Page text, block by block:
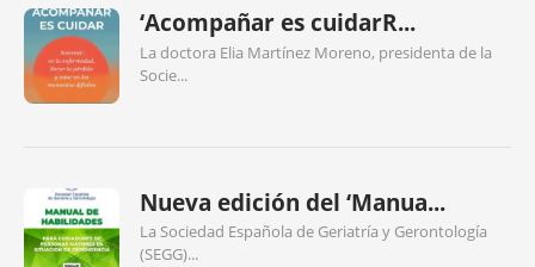
‘Acompañar es cuidarR...
La doctora Elia Martínez Moreno, presidenta de la
Socie...
Nueva edición del ‘Manua...
La Sociedad Española de Geriatría y Gerontología
(SEGG)...